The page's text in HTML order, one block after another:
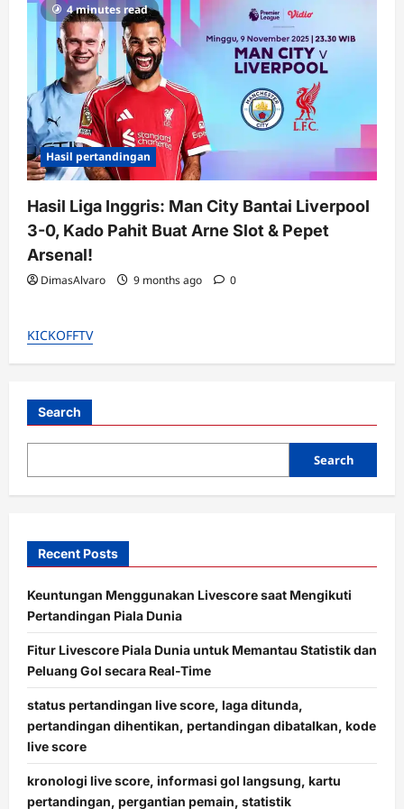
4 minutes read
Hasil pertandingan
Hasil Liga Inggris: Man City Bantai Liverpool
3-0, Kado Pahit Buat Arne Slot & Pepet
Arsenal!
DimasAlvaro 9 months ago 0
KICKOFFTV
Search
Search
Recent Posts
Keuntungan Menggunakan Livescore saat Mengikuti
Pertandingan Piala Dunia
Fitur Livescore Piala Dunia untuk Memantau Statistik dan
Peluang Gol secara Real-Time
status pertandingan live score, laga ditunda,
pertandingan dihentikan, pertandingan dibatalkan, kode
live score
kronologi live score, informasi gol langsung, kartu
pertandingan, pergantian pemain, statistik